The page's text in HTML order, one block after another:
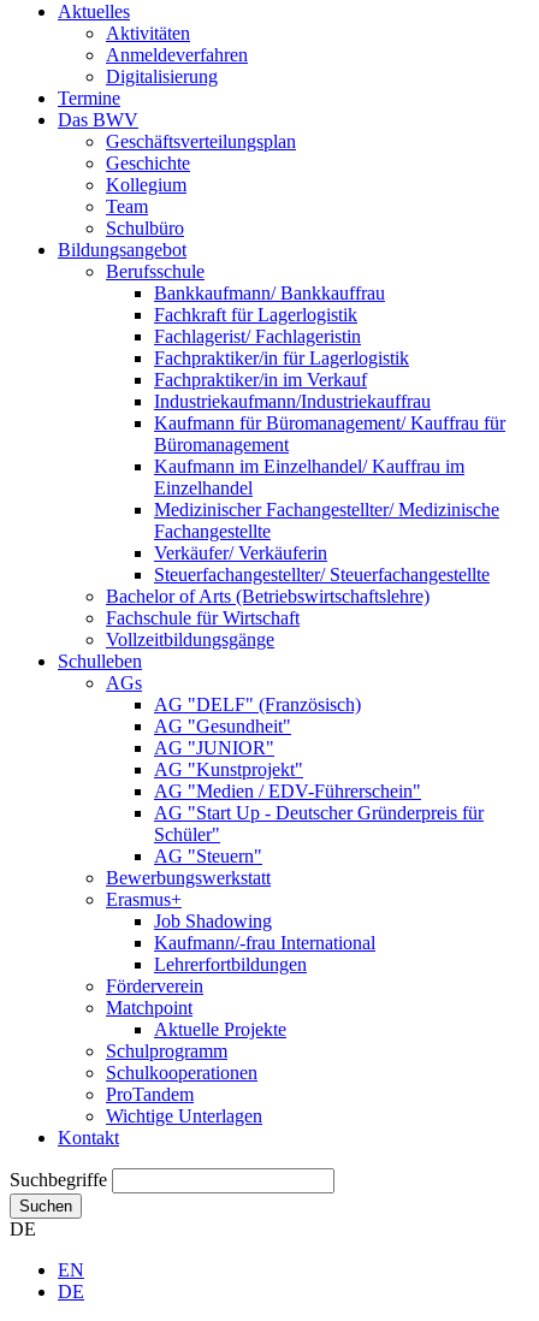
Aktuelles
Aktivitäten
Anmeldeverfahren
Digitalisierung
Termine
Das BWV
Geschäftsverteilungsplan
Geschichte
Kollegium
Team
Schulbüro
Bildungsangebot
Berufsschule
Bankkaufmann/ Bankkauffrau
Fachkraft für Lagerlogistik
Fachlagerist/ Fachlageristin
Fachpraktiker/in für Lagerlogistik
Fachpraktiker/in im Verkauf
Industriekaufmann/Industriekauffrau
Kaufmann für Büromanagement/ Kauffrau für
Büromanagement
Kaufmann im Einzelhandel/ Kauffrau im
Einzelhandel
Medizinischer Fachangestellter/ Medizinische
Fachangestellte
Verkäufer/ Verkäuferin
Steuerfachangestellter/ Steuerfachangestellte
Bachelor of Arts (Betriebswirtschaftslehre)
Fachschule für Wirtschaft
Vollzeitbildungsgänge
Schulleben
AGs
AG "DELF" (Französisch)
AG "Gesundheit"
AG "JUNIOR"
AG "Kunstprojekt"
AG "Medien / EDV-Führerschein"
AG "Start Up - Deutscher Gründerpreis für
Schüler"
AG "Steuern"
Bewerbungswerkstatt
Erasmus+
Job Shadowing
Kaufmann/-frau International
Lehrerfortbildungen
Förderverein
Matchpoint
Aktuelle Projekte
Schulprogramm
Schulkooperationen
ProTandem
Wichtige Unterlagen
Kontakt
Suchbegriffe
Suchen
DE
EN
DE